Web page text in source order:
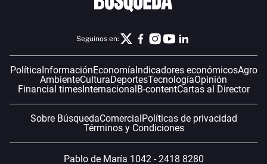
Seguinos en:
PolíticaInformaciónEconomíaIndicadores económicosAgro
AmbienteCulturaDeportesTecnologíaOpinión
Financial timesInternacionalB-contentCartas al Director
Sobre BúsquedaComercialPolíticas de privacidad
Términos y Condiciones
Pablo de María 1042 - 2418 8280